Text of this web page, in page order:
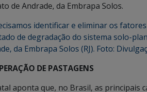
de Andrade, da Embrapa Solos.
DE PASTAGENS
aponta que, no Brasil, as principais